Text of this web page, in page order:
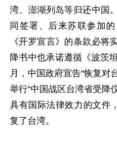
湾、澎湖列岛等归还中国
同签署、后来苏联参加
《开罗宣言》的条款必将
降书中也承诺遵循《波茨
月，中国政府宣告“恢复对
举行“中国战区台湾省受降
具有国际法律效力的文件
复了台湾。